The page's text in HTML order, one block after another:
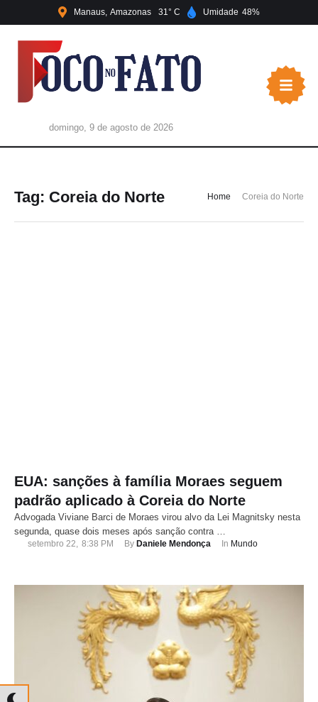
Manaus Amazonas 31 Umidade 48
domingo, 9 de agosto de 2026
Tag: Coreia do Norte Home Coreia do Norte
EUA: sanções à família Moraes seguem
padrão aplicado à Coreia do Norte
Advogada Viviane Barci de Moraes virou alvo da Lei Magnitsky nesta
segunda, quase dois meses após sanção contra …
setembro 22, 8:38 PM By Daniele Mendonça In Mundo